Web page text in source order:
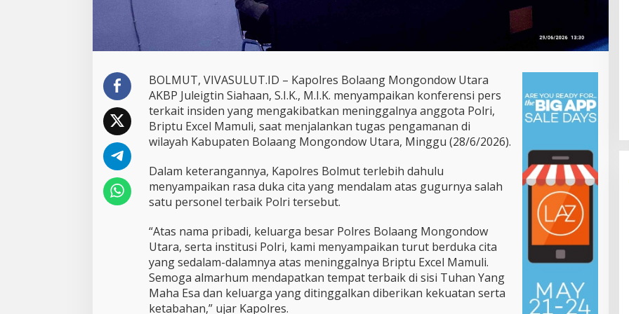
T
w
a
s
n
y
a
i
p
t
E
x
c
e
l
M
BOLMUT, VIVASULUT.ID – Kapolres Bolaang Mongondow Utara
AKBP Juleigtin Siahaan, S.I.K., M.I.K. menyampaikan konferensi pers
terkait insiden yang mengakibatkan meninggalnya anggota Polri,
Briptu Excel Mamuli, saat menjalankan tugas pengamanan di
wilayah Kabupaten Bolaang Mongondow Utara, Minggu (28/6/2026).
Dalam keterangannya, Kapolres Bolmut terlebih dahulu
menyampaikan rasa duka cita yang mendalam atas gugurnya salah
satu personel terbaik Polri tersebut.
“Atas nama pribadi, keluarga besar Polres Bolaang Mongondow
Utara, serta institusi Polri, kami menyampaikan turut berduka cita
yang sedalam-dalamnya atas meninggalnya Briptu Excel Mamuli.
Semoga almarhum mendapatkan tempat terbaik di sisi Tuhan Yang
Maha Esa dan keluarga yang ditinggalkan diberikan kekuatan serta
ketabahan,” ujar Kapolres.
Gubernur Yulius Selvanus Perkuat
Layanan Kesehatan Sulut,
Resmikan Unit Hemodialisis dan
Dorong RSUD Bitung Naik Tipe C
Di Pemprov Sulut | Juli 12, 2026